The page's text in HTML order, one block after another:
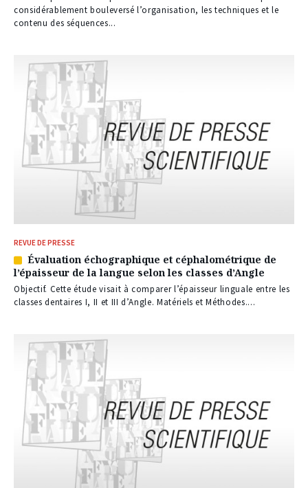
nos
abonnés
considérablement bouleversé l’organisation, les techniques et le
contenu des séquences...
REVUE DE PRESSE
Article
réservé
à
nos
Évaluation échographique et céphalométrique de
l’épaisseur de la langue selon les classes d’Angle
Objectif. Cette étude visait à comparer l’épaisseur linguale entre les
classes dentaires I, II et III d’Angle. Matériels et Méthodes....